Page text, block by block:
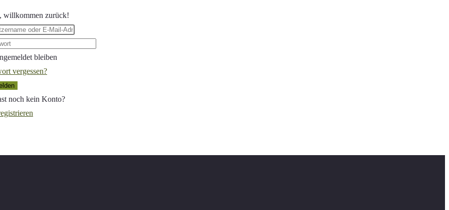
willkommen zurück!
bleiben
vergessen?
noch kein Konto?